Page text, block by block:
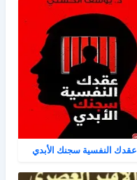
عقدك النفسية سجنك الأبدي